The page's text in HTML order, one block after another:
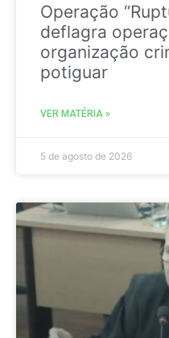
Operação
deflagra
organização
potiguar
VER MATÉRIA »
5 de agosto de 2026